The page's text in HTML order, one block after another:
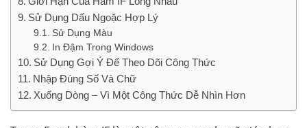
Sử Dụng Dấu Ngoặc Hợp Lý
Sử Dụng Màu
In Đậm Trong Windows
Sử Dụng Gợi Ý Để Theo Dõi Công Thức
Nhập Đúng Số Và Chữ
Xuống Dòng – Vì Một Công Thức Dễ Nhìn Hơn